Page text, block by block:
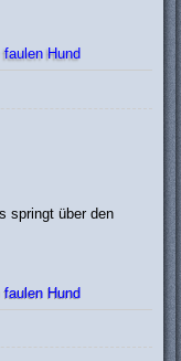
Hund
springt über den
Hund